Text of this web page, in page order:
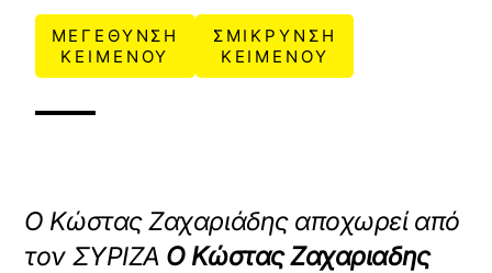
ΜΕΓΕΘΥΝΣΗ
ΚΕΙΜΕΝΟΥ
ΣΜΙΚΡΥΝΣΗ
ΚΕΙΜΕΝΟΥ
Ο Κώστας Ζαχαριάδης αποχωρεί από
τον ΣΥΡΙΖΑ Ο Κώστας Ζαχαριαδης